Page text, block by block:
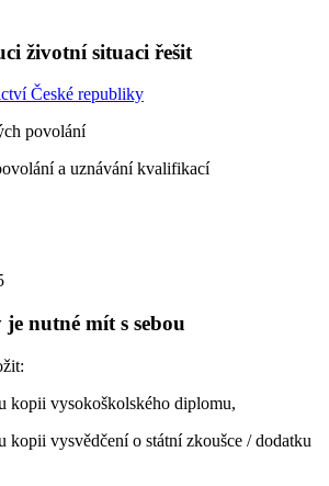
životní situaci řešit
České republiky
povolání
a uznávání kvalifikací
nutné mít s sebou
kopii vysokoškolského diplomu,
kopii vysvědčení o státní zkoušce / dodatku